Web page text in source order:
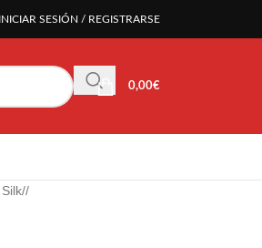
INICIAR SESIÓN / REGISTRARSE
0,00€
/